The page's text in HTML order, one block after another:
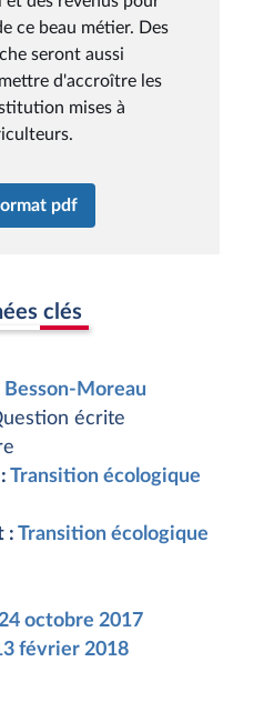
ce beau métier. Des
seront aussi
d'accroître les
mises à
pdf
clés
Besson-Moreau
écrite
Transition écologique
: Transition écologique
24 octobre 2017
février 2018